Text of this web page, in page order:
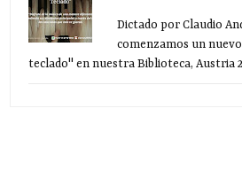
Dictado por Claudio
comenzamos un
teclado" en nuestra Biblioteca, Austria